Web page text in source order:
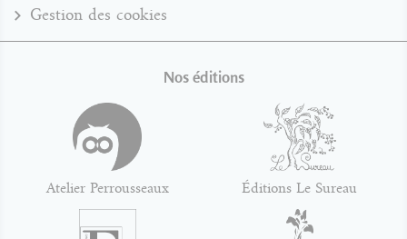
Gestion des cookies
Nos éditions
Atelier Perrousseaux Éditions Le Sureau